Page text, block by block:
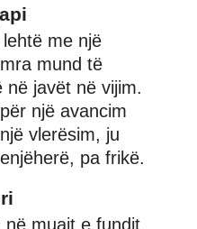
me një
mund të
në javët në vijim.
një avancim
vlerësim, ju
pa frikë.
në muajt e fundit